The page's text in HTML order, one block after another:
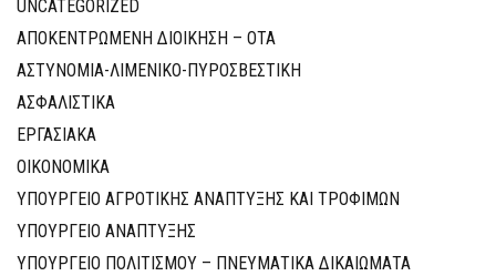
UNCATEGORIZED
ΑΠΟΚΕΝΤΡΩΜΕΝΗ ΔΙΟΙΚΗΣΗ – ΟΤΑ
ΑΣΤΥΝΟΜΙΑ-ΛΙΜΕΝΙΚΟ-ΠΥΡΟΣΒΕΣΤΙΚΗ
ΑΣΦΑΛΙΣΤΙΚΑ
ΕΡΓΑΣΙΑΚΑ
ΟΙΚΟΝΟΜΙΚΑ
ΥΠΟΥΡΓΕΙΟ ΑΓΡΟΤΙΚΗΣ ΑΝΑΠΤΥΞΗΣ ΚΑΙ ΤΡΟΦΙΜΩΝ
ΥΠΟΥΡΓΕΙΟ ΑΝΑΠΤΥΞΗΣ
ΥΠΟΥΡΓΕΙΟ ΠΟΛΙΤΙΣΜΟΥ – ΠΝΕΥΜΑΤΙΚΑ ΔΙΚΑΙΩΜΑΤΑ